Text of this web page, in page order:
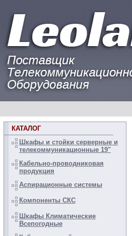
КАТАЛОГ
Шкафы и стойки серверные и
телекоммуникационные 19"
Кабельно-проводниковая
продукция
Аспирационные системы
Компоненты СКС
Шкафы Климатические
Всепогодные